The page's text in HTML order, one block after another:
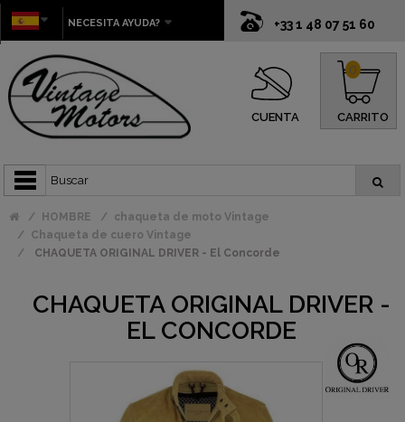
+33 1 48 07 51 60
NECESITA AYUDA?
CUENTA CARRITO
0
HOMBRE
chaqueta de moto Vintage
Chaqueta de cuero Vintage
CHAQUETA ORIGINAL DRIVER - El Concorde
CHAQUETA ORIGINAL DRIVER -
EL CONCORDE